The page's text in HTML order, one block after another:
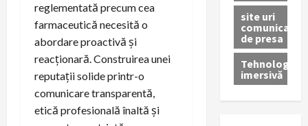
reglementată precum cea
farmaceutică necesită o
abordare proactivă și
reacționară. Construirea unei
reputații solide printr-o
comunicare transparentă,
etică profesională înaltă și
site uri
comunicate
de presa
Tehnologie
imersivă